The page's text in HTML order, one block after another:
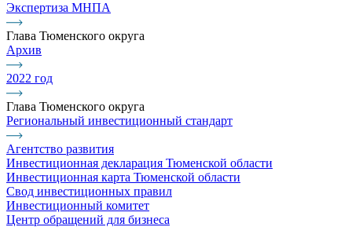
Экспертиза МНПА
Глава Тюменского округа
Архив
2022 год
Глава Тюменского округа
Региональный инвестиционный стандарт
Агентство развития
Инвестиционная декларация Тюменской области
Инвестиционная карта Тюменской области
Свод инвестиционных правил
Инвестиционный комитет
Центр обращений для бизнеса